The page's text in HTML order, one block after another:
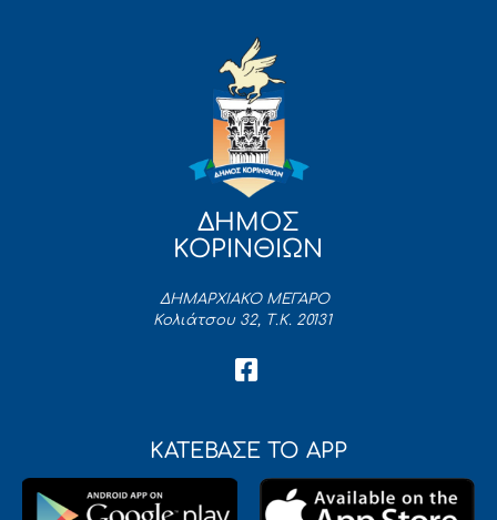
ΔΗΜΟΣ
ΚΟΡΙΝΘΙΩΝ
ΔΗΜΑΡΧΙΑΚΟ ΜΕΓΑΡΟ
Κολιάτσου 32, Τ.Κ. 20131
ΚΑΤΕΒΑΣΕ ΤΟ APP